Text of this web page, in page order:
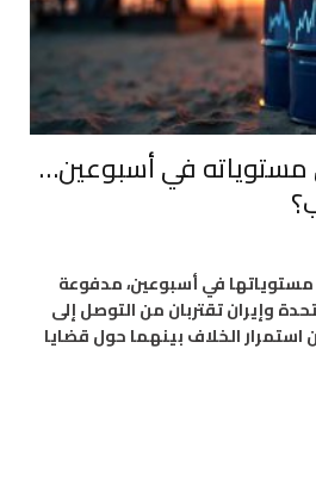
في أسبوعين…
في أسبوعين، مدفوعة
وإيران تقتربان من التوصل إلى
استمرار الخلاف بينهما حول قضايا